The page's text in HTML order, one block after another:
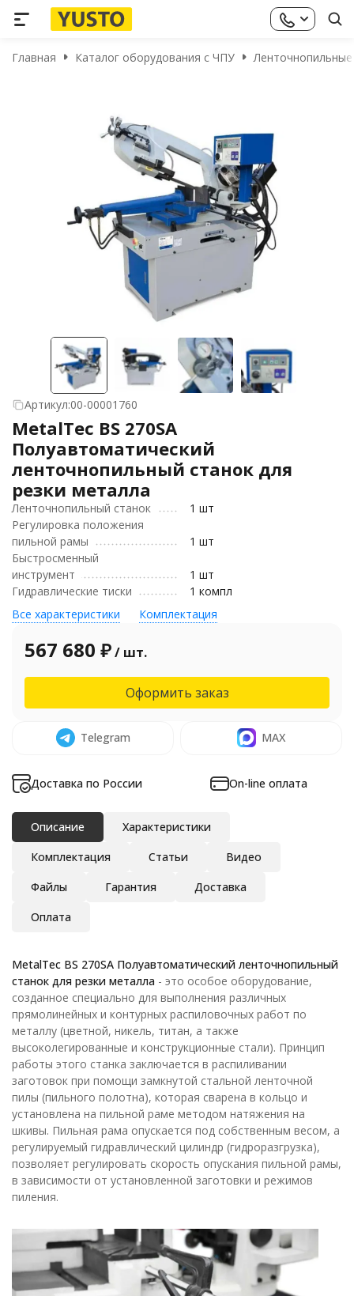
Главная Каталог оборудования с ЧПУ
Артикул:00-00001760
MetalTec BS 270SA
Полуавтоматический
ленточнопильный станок для
резки металла
Ленточнопильный станок
1 шт
Регулировка положения
пильной рамы
1 шт
Быстросменный
инструмент
1 шт
Гидравлические тиски
1 компл
Все характеристики
Комплектация
567 680 ₽/ шт.
Оформить заказ
Telegram MAX
Доставка по России On-line оплата
Описание
Характеристики
Комплектация
Статьи
Видео
Файлы
Гарантия
Доставка
Оплата
MetalTec BS 270SA Полуавтоматический ленточнопильный
станок для резки металла - это особое оборудование,
созданное специально для выполнения различных
прямолинейных и контурных распиловочных работ по
металлу (цветной, никель, титан, а также
высоколегированные и конструкционные стали). Принцип
работы этого станка заключается в распиливании
заготовок при помощи замкнутой стальной ленточной
пилы (пильного полотна), которая сварена в кольцо и
установлена на пильной раме методом натяжения на
шкивы. Пильная рама опускается под собственным весом, а
регулируемый гидравлический цилиндр (гидроразгрузка),
позволяет регулировать скорость опускания пильной рамы,
в зависимости от установленной заготовки и режимов
пиления.